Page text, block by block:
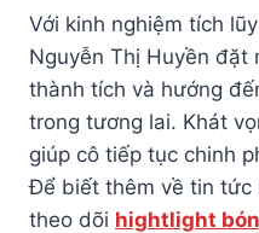
Với kinh nghiệm tích
Nguyễn Thị Huyền đặt
thành tích và hướng
trong tương lai. Khát
giúp cô tiếp tục chinh
Để biết thêm về tin tức
theo dõi hightlight